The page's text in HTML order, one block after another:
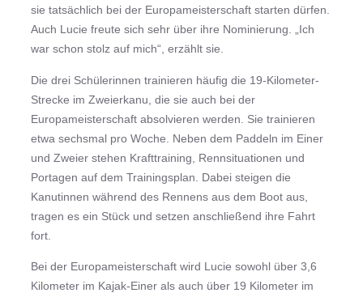
sie tatsächlich bei der Europameisterschaft starten dürfen.
Auch Lucie freute sich sehr über ihre Nominierung. „Ich
war schon stolz auf mich“, erzählt sie.
Die drei Schülerinnen trainieren häufig die 19-Kilometer-
Strecke im Zweierkanu, die sie auch bei der
Europameisterschaft absolvieren werden. Sie trainieren
etwa sechsmal pro Woche. Neben dem Paddeln im Einer
und Zweier stehen Krafttraining, Rennsituationen und
Portagen auf dem Trainingsplan. Dabei steigen die
Kanutinnen während des Rennens aus dem Boot aus,
tragen es ein Stück und setzen anschließend ihre Fahrt
fort.
Bei der Europameisterschaft wird Lucie sowohl über 3,6
Kilometer im Kajak-Einer als auch über 19 Kilometer im